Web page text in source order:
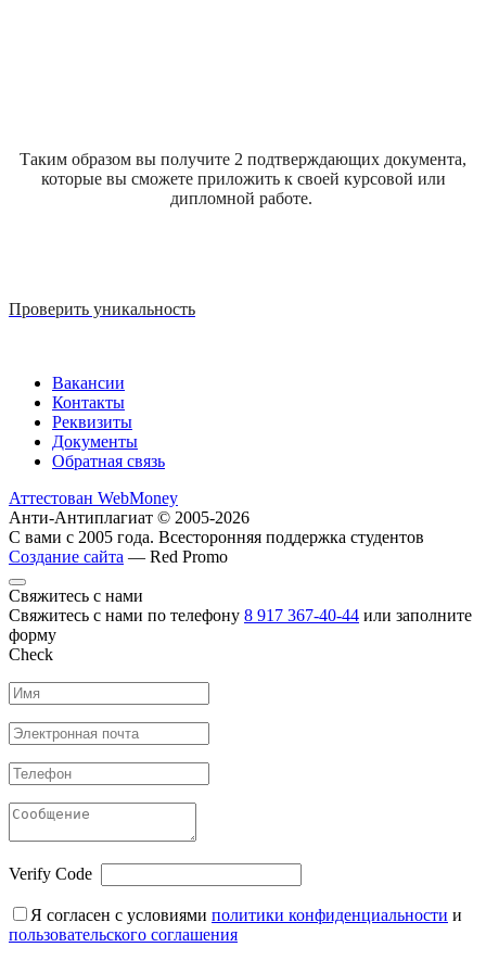
Таким образом вы получите 2 подтверждающих документа,
которые вы сможете приложить к своей курсовой или
дипломной работе.
Проверить уникальность
Вакансии
Контакты
Реквизиты
Документы
Обратная связь
Аттестован WebMoney
Анти-Антиплагиат © 2005-2026
С вами с 2005 года. Всесторонняя поддержка студентов
Создание сайта — Red Promo
Свяжитесь с нами
Свяжитесь с нами по телефону 8 917 367-40-44 или заполните
форму
Check
Verify Code
Я согласен с условиями политики конфиденциальности и
пользовательского соглашения